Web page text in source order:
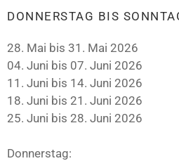
DONNERSTAG BIS
28. Mai bis 31. Mai 2026
04. Juni bis 07. Juni 2026
11. Juni bis 14. Juni 2026
18. Juni bis 21. Juni 2026
25. Juni bis 28. Juni 2026
Donnerstag: